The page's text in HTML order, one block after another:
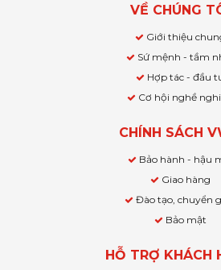
VỀ CHÚNG
Giới thiệu
Sứ mệnh - tầm
Hợp tác - đầu
Cơ hội nghề
CHÍNH SÁCH
Bảo hành - hậu
Giao hàng
Đào tạo, chuyển
Bảo mật
HỖ TRỢ KHÁCH